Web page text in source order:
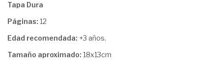
Tapa Dura
Páginas: 12
Edad recomendada: +3 años.
Tamaño aproximado: 18x13cm